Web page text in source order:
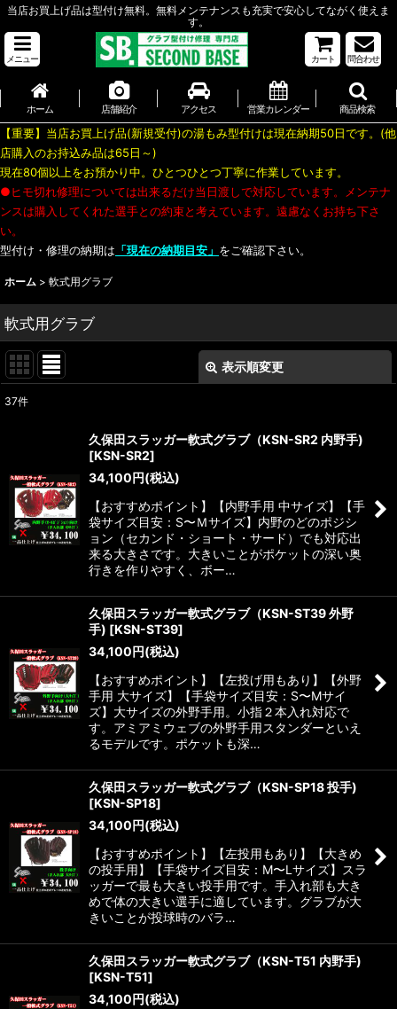
当店お買上げ品は型付け無料。無料メンテナンスも充実で安心してながく使えま
す。
メニュー カート 問合わせ
ホーム 店舗紹介 アクセス 営業カレンダー 商品検索
【重要】当店お買上げ品(新規受付)の湯もみ型付けは現在納期50日です。(他
店購入のお持込み品は65日～)
現在80個以上をお預かり中。ひとつひとつ丁寧に作業しています。
●ヒモ切れ修理については出来るだけ当日渡しで対応しています。メンテナ
ンスは購入してくれた選手との約束と考えています。遠慮なくお持ち下さ
い。
型付け・修理の納期は 「現在の納期目安」 をご確認下さい。
ホーム > 軟式用グラブ
軟式用グラブ
表示順変更
絞り込む
37件
久保田スラッガー軟式グラブ（KSN-SR2 内野手)
[KSN-SR2]
34,100円(税込)
【おすすめポイント】【内野手用 中サイズ】【手
袋サイズ目安：S〜Ｍサイズ】内野のどのポジシ
ョン（セカンド・ショート・サード）でも対応出
来る大きさです。大きいことがポケットの深い奥
行きを作りやすく、ボー…
久保田スラッガー軟式グラブ（KSN-ST39 外野
手) [KSN-ST39]
34,100円(税込)
【おすすめポイント】【左投げ用もあり】【外野
手用 大サイズ】【手袋サイズ目安：S〜Mサイ
ズ】大サイズの外野手用。小指２本入れ対応で
す。アミアミウェブの外野手用スタンダーといえ
るモデルです。ポケットも深…
久保田スラッガー軟式グラブ（KSN-SP18 投手)
[KSN-SP18]
34,100円(税込)
【おすすめポイント】【左投用もあり】【大きめ
の投手用】【手袋サイズ目安：M〜Lサイズ】スラ
ッガーで最も大きい投手用です。手入れ部も大き
めで体の大きい選手に適しています。グラブが大
きいことが投球時のバラ…
久保田スラッガー軟式グラブ（KSN-T51 内野手)
[KSN-T51]
34,100円(税込)